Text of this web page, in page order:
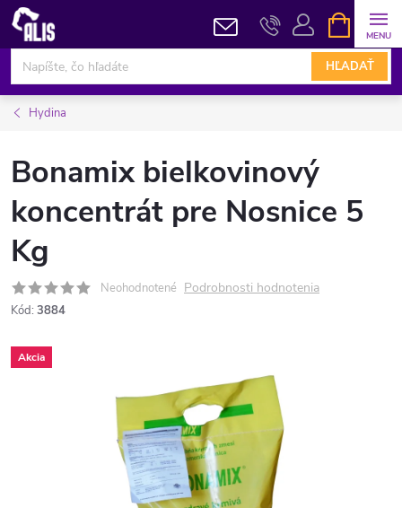
Prejsť
obsah
HĽADAŤ
KOŠÍK
Hydina
Bonamix bielkovinový
koncentrát pre Nosnice 5
Kg
Neohodnotené Podrobnosti hodnotenia
Kód: 3884
Akcia